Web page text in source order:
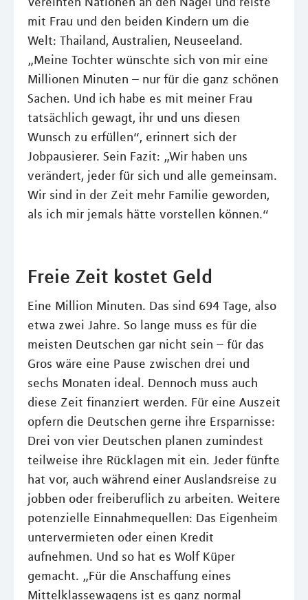
mit Frau und den beiden Kindern um die
Welt: Thailand, Australien, Neuseeland.
„Meine Tochter wünschte sich von mir eine
Millionen Minuten – nur für die ganz schönen
Sachen. Und ich habe es mit meiner Frau
tatsächlich gewagt, ihr und uns diesen
Wunsch zu erfüllen“, erinnert sich der
Jobpausierer. Sein Fazit: „Wir haben uns
verändert, jeder für sich und alle gemeinsam.
Wir sind in der Zeit mehr Familie geworden,
als ich mir jemals hätte vorstellen können.“
Freie Zeit kostet Geld
Eine Million Minuten. Das sind 694 Tage, also
etwa zwei Jahre. So lange muss es für die
meisten Deutschen gar nicht sein – für das
Gros wäre eine Pause zwischen drei und
sechs Monaten ideal. Dennoch muss auch
diese Zeit finanziert werden. Für eine Auszeit
opfern die Deutschen gerne ihre Ersparnisse:
Drei von vier Deutschen planen zumindest
teilweise ihre Rücklagen mit ein. Jeder fünfte
hat vor, auch während einer Auslandsreise zu
jobben oder freiberuflich zu arbeiten. Weitere
potenzielle Einnahmequellen: Das Eigenheim
untervermieten oder einen Kredit
aufnehmen. Und so hat es Wolf Küper
gemacht. „Für die Anschaffung eines
Mittelklassewagens ist es ganz normal